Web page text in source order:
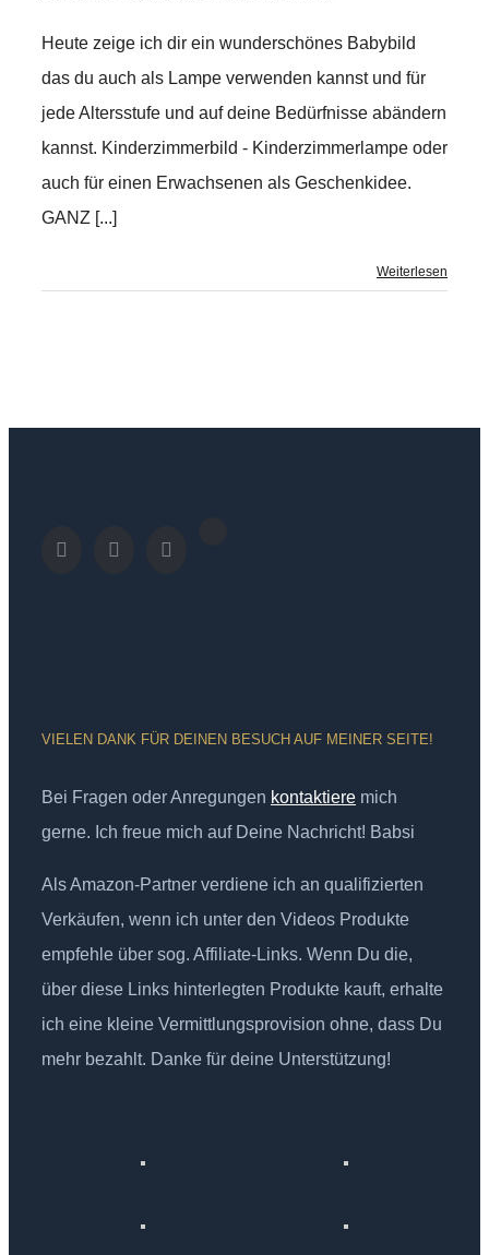
Heute zeige ich dir ein wunderschönes Babybild
das du auch als Lampe verwenden kannst und für
jede Altersstufe und auf deine Bedürfnisse abändern
kannst. Kinderzimmerbild - Kinderzimmerlampe oder
auch für einen Erwachsenen als Geschenkidee.
GANZ [...]
Weiterlesen
VIELEN DANK FÜR DEINEN BESUCH AUF MEINER SEITE!
Bei Fragen oder Anregungen kontaktiere mich
gerne. Ich freue mich auf Deine Nachricht! Babsi
Als Amazon-Partner verdiene ich an qualifizierten
Verkäufen, wenn ich unter den Videos Produkte
empfehle über sog. Affiliate-Links. Wenn Du die,
über diese Links hinterlegten Produkte kauft, erhalte
ich eine kleine Vermittlungsprovision ohne, dass Du
mehr bezahlt. Danke für deine Unterstützung!